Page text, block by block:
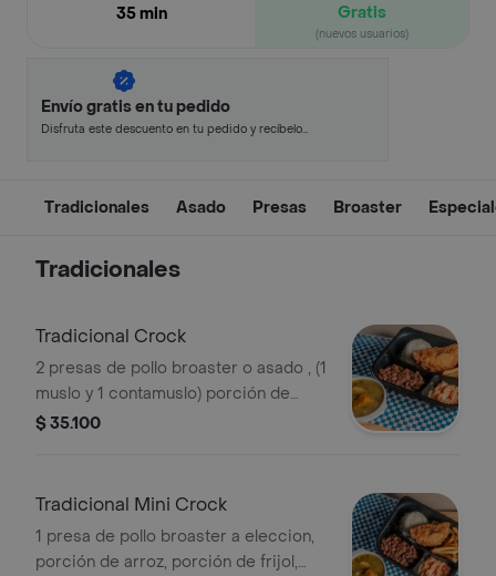
35 min
Gratis
(nuevos usuarios)
Envío gratis en tu pedido
Disfruta este descuento en tu pedido y recíbelo
Tradicionales Asado Presas Broaster
Tradicionales
Tradicional Crock
2 presas de pollo broaster o asado , (1
muslo y 1 contamuslo) porción de
arroz, porción de frijol, ensalada,100
$ 35.100
Tradicional Mini Crock
1 presa de pollo broaster a eleccion,
porción de arroz, porción de frijol,